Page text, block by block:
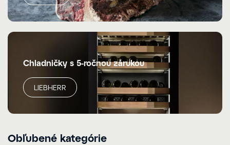
Chladničky s 5-ročnou zárukou
LIEBHERR
Obľubené kategórie